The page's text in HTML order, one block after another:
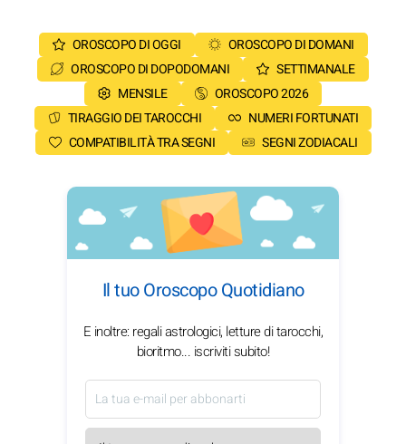
OROSCOPO DI OGGI
OROSCOPO DI DOMANI
OROSCOPO DI DOPODOMANI
SETTIMANALE
MENSILE
OROSCOPO 2026
TIRAGGIO DEI TAROCCHI
NUMERI FORTUNATI
COMPATIBILITÀ TRA SEGNI
SEGNI ZODIACALI
Il tuo Oroscopo Quotidiano
E inoltre: regali astrologici, letture di tarocchi,
bioritmo... iscriviti subito!